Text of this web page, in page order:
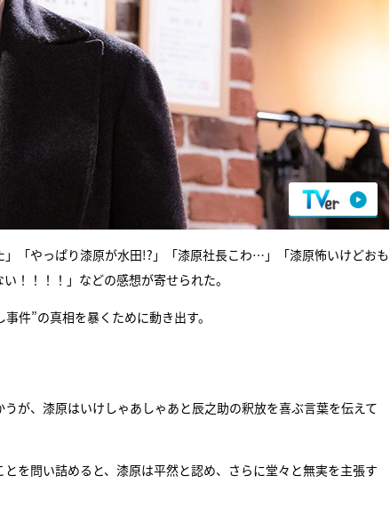
「やっぱり漆原が水田!?」「漆原社長こわ…」「漆原怖いけどおも
！！！！」などの感想が寄せられた。
件”の真相を暴くために動き出す。
が、漆原はいけしゃあしゃあと辰之助の釈放を喜ぶ言葉を伝えて
を問い詰めると、漆原は平然と認め、さらに堂々と無実を主張す